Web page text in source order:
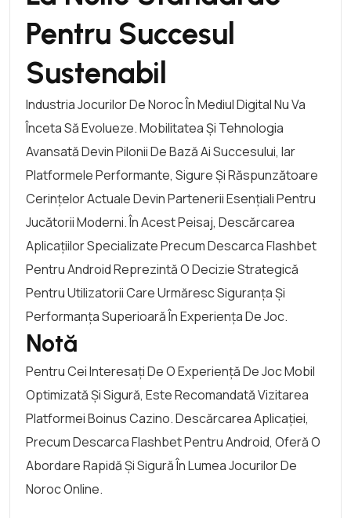
Pentru Succesul
Sustenabil
Industria Jocurilor De Noroc În Mediul Digital Nu Va
Înceta Să Evolueze. Mobilitatea Și Tehnologia
Avansată Devin Pilonii De Bază Ai Succesului, Iar
Platformele Performante, Sigure Și Răspunzătoare
Cerințelor Actuale Devin Partenerii Esențiali Pentru
Jucătorii Moderni. În Acest Peisaj, Descărcarea
Aplicațiilor Specializate Precum Descarca Flashbet
Pentru Android Reprezintă O Decizie Strategică
Pentru Utilizatorii Care Urmăresc Siguranța Și
Performanța Superioară În Experiența De Joc.
Notă
Pentru Cei Interesați De O Experiență De Joc Mobil
Optimizată Și Sigură, Este Recomandată Vizitarea
Platformei Boinus Cazino. Descărcarea Aplicației,
Precum Descarca Flashbet Pentru Android, Oferă O
Abordare Rapidă Și Sigură În Lumea Jocurilor De
Noroc Online.